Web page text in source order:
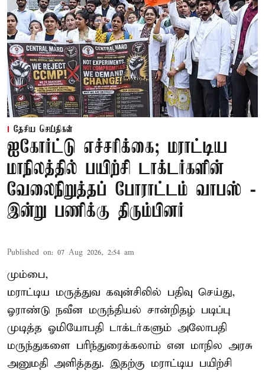
தேசிய செய்திகள்
ஐகோர்ட்டு எச்சரிக்கை; மராட்டிய
மாநிலத்தில் பயிற்சி டாக்டர்களின்
வேலைநிறுத்தப் போராட்டம் வாபஸ் -
இன்று பணிக்கு திரும்பினர்
Published on: 07 Aug 2026, 2:54 am
மும்பை,
மராட்டிய மருத்துவ கவுன்சிலில் பதிவு செய்து,
ஓராண்டு நவீன மருந்தியல் சான்றிதழ் படிப்பு
முடித்த ஓமியோபதி டாக்டர்களும் அலோபதி
மருந்துகளை பரிந்துரைக்கலாம் என மாநில அரசு
அனுமதி அளித்தது. இதற்கு மராட்டிய பயிற்சி